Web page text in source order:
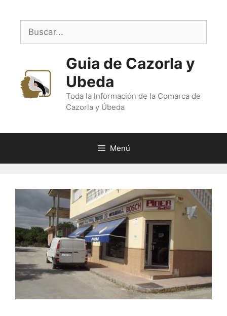
contenido
Buscar:
Guia de Cazorla y
Ubeda
Toda la Información de la Comarca de
Cazorla y Úbeda
Menú